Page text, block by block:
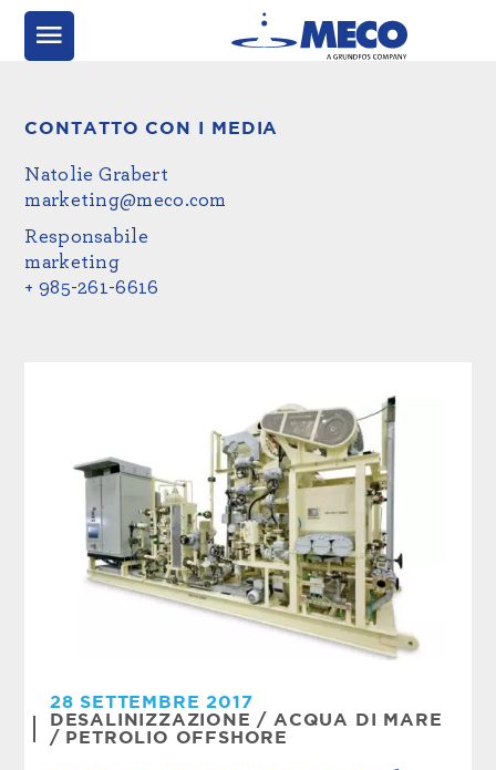
CONTATTO CON I MEDIA
Natolie Grabert
marketing@meco.com
Responsabile
marketing
+ 985-261-6616
28 SETTEMBRE 2017
DESALINIZZAZIONE / ACQUA DI MARE
/ PETROLIO OFFSHORE